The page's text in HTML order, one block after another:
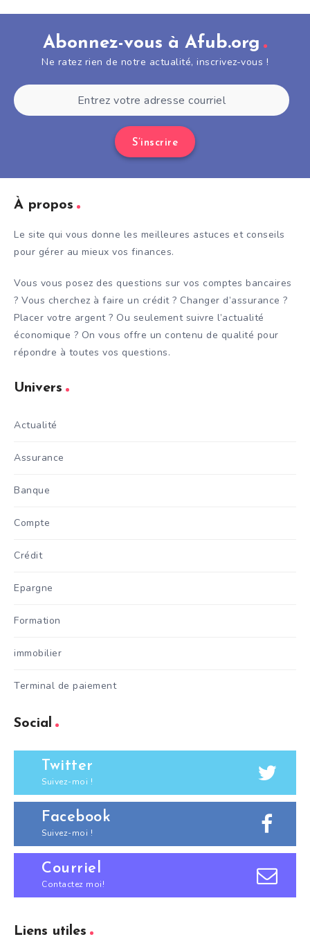
Abonnez-vous à Afub.org
Ne ratez rien de notre actualité, inscrivez-vous !
S’inscrire
À propos
Le site qui vous donne les meilleures astuces et conseils
pour gérer au mieux vos finances.
Vous vous posez des questions sur vos comptes bancaires
? Vous cherchez à faire un crédit ? Changer d’assurance ?
Placer votre argent ? Ou seulement suivre l’actualité
économique ? On vous offre un contenu de qualité pour
répondre à toutes vos questions.
Univers
Actualité
Assurance
Banque
Compte
Crédit
Epargne
Formation
immobilier
Terminal de paiement
Social
Twitter
Suivez-moi !
Facebook
Suivez-moi !
Courriel
Contactez moi!
Liens utiles